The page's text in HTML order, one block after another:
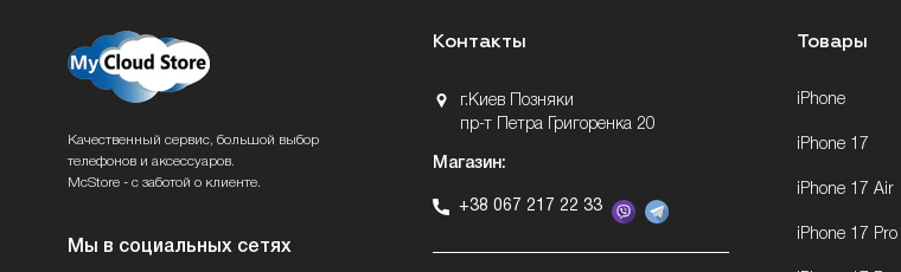
Качественный сервис, большой выбор
телефонов и аксессуаров.
McStore - с заботой о клиенте.
Мы в социальных сетях
Контакты
г.Киев Позняки
пр-т Петра Григоренка 20
Магазин:
+38 067 217 22 33
Товары
iPhone
iPhone 17
iPhone 17 Air
iPhone 17 Pro